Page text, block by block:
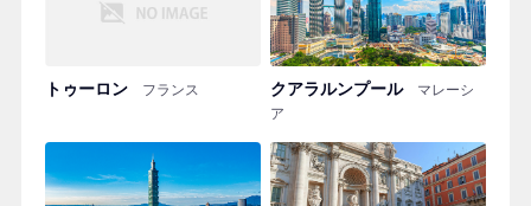
トゥーロン フランス クアラルンプール
マレーシ
ア